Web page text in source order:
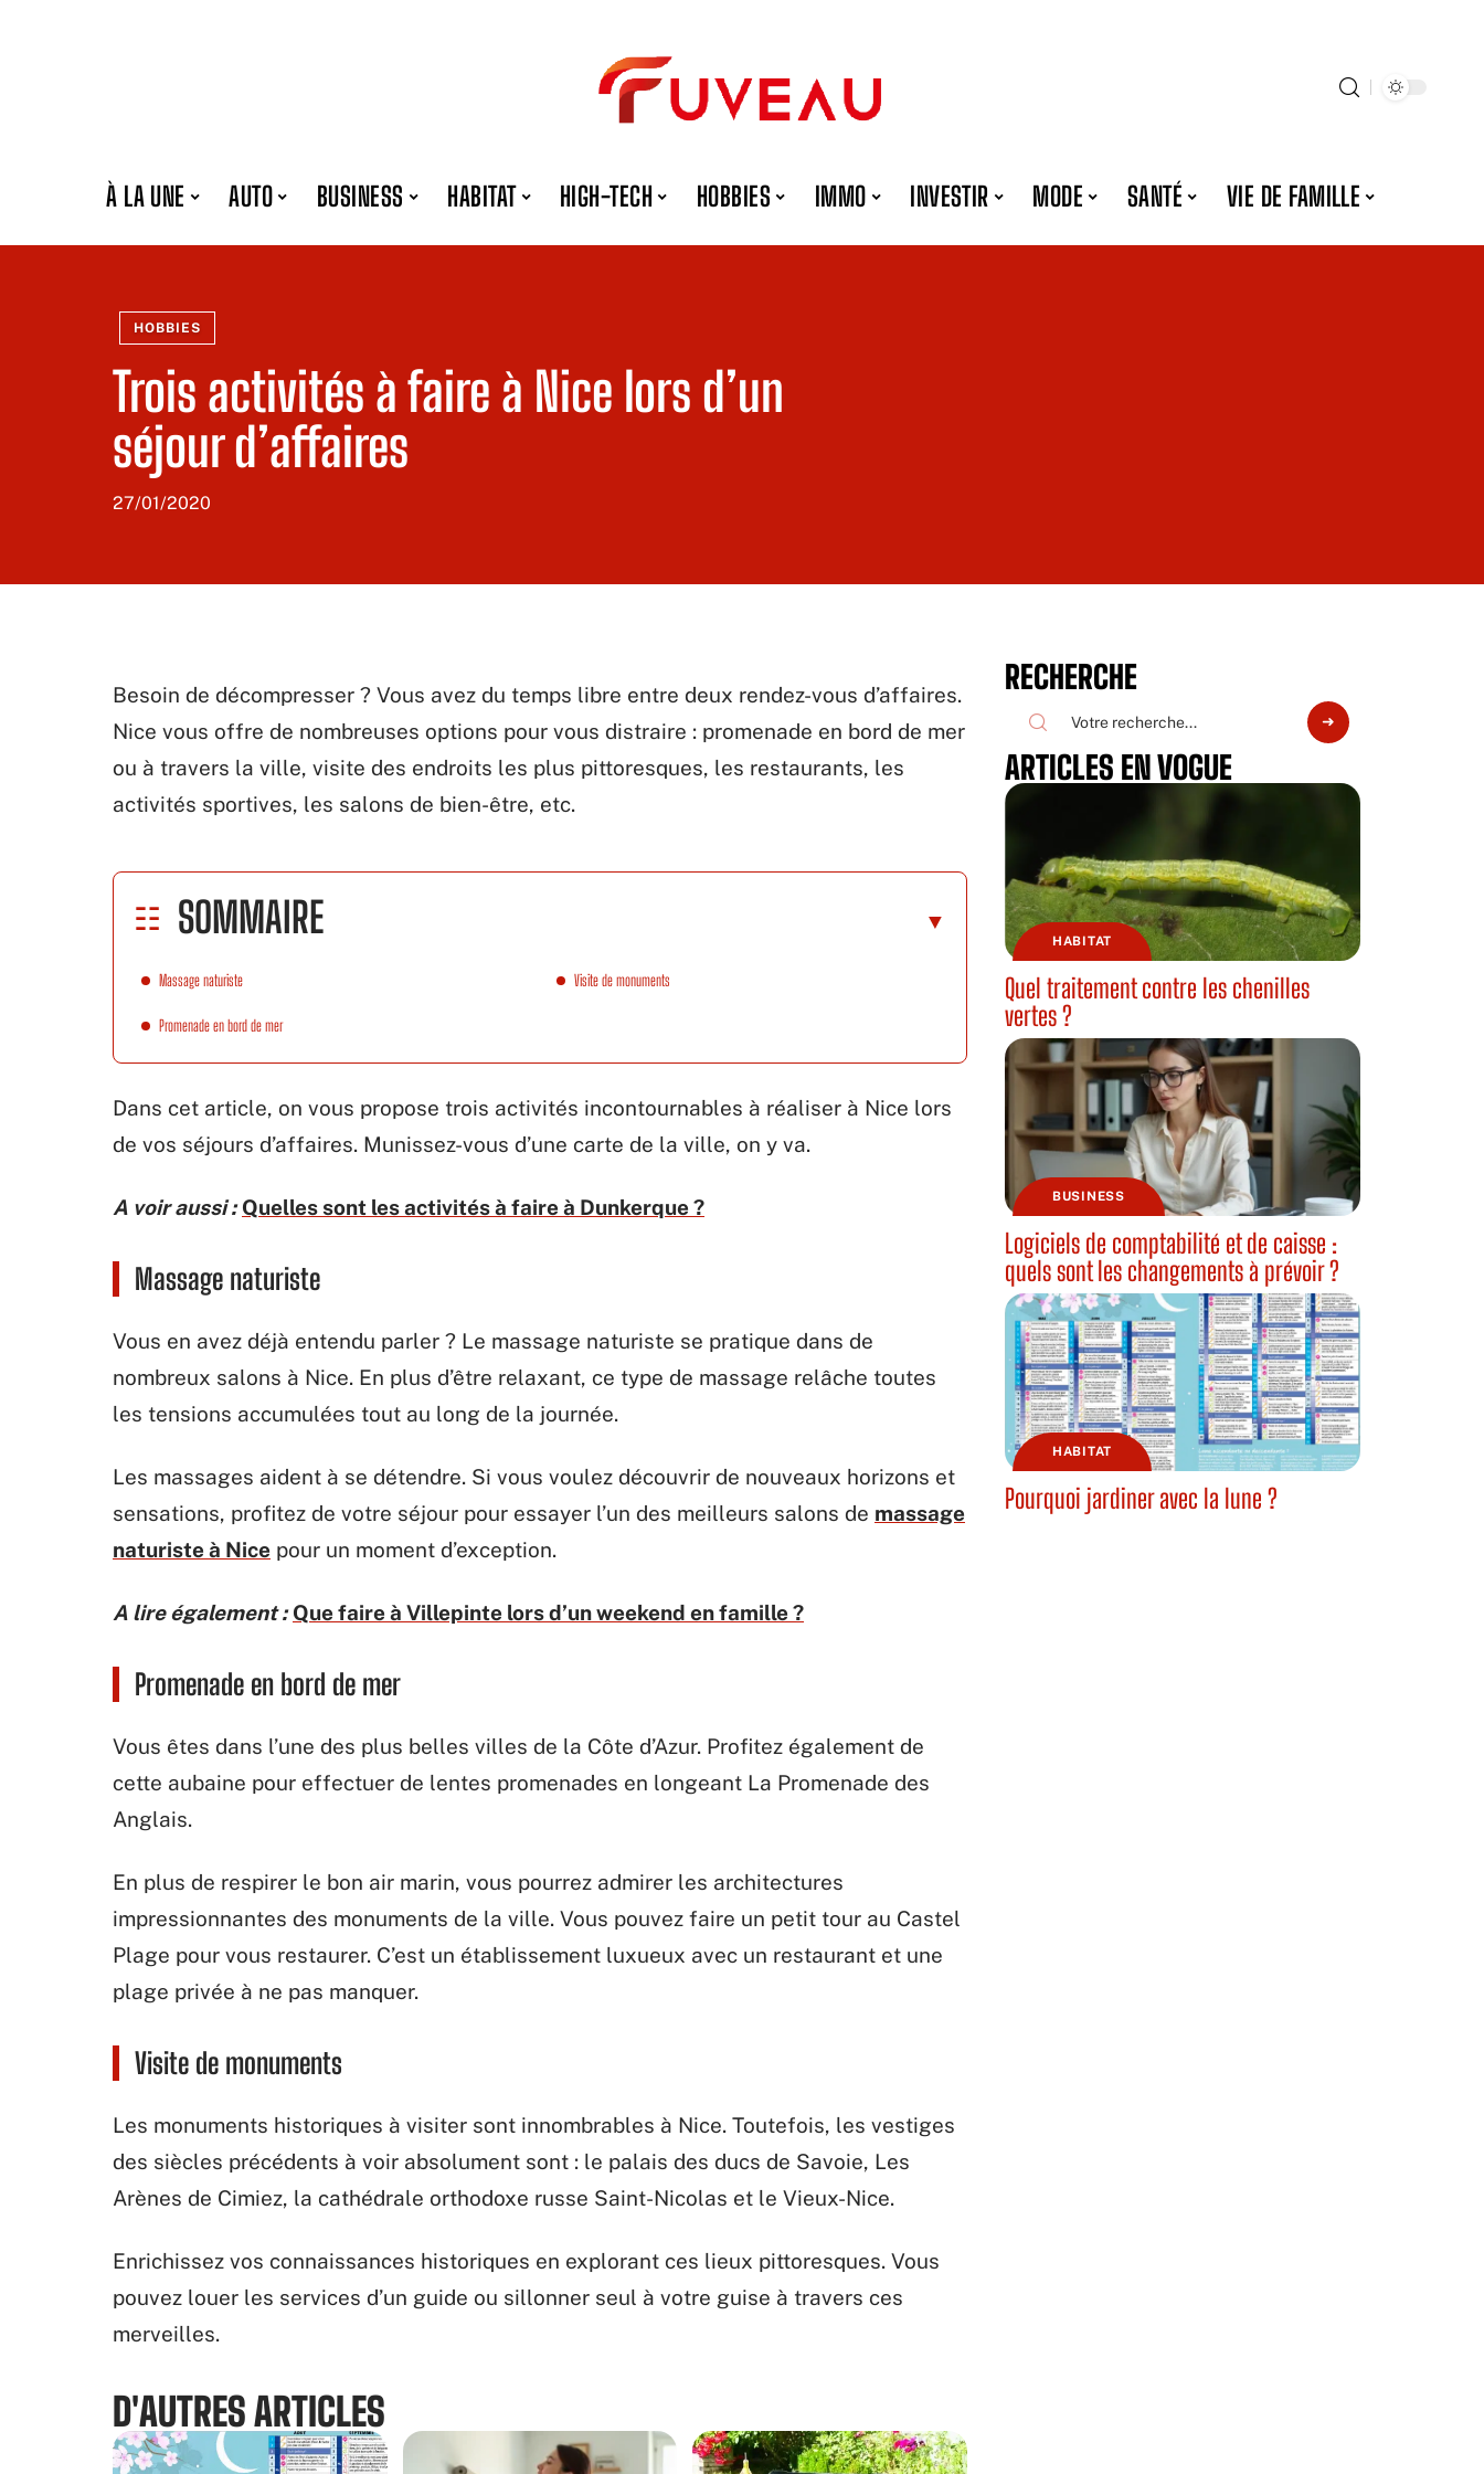
À LA UNE AUTO BUSINESS HABITAT HIGH-TECH HOBBIES IMMO INVESTIR MODE SANTÉ VIE DE FAMILLE
HOBBIES
Trois activités à faire à Nice lors d’un
séjour d’affaires
27/01/2020
Besoin de décompresser ? Vous avez du temps libre entre deux rendez-vous d’affaires.
Nice vous offre de nombreuses options pour vous distraire : promenade en bord de mer
ou à travers la ville, visite des endroits les plus pittoresques, les restaurants, les
activités sportives, les salons de bien-être, etc.
SOMMAIRE
Massage naturiste
Promenade en bord de mer
Visite de monuments
Dans cet article, on vous propose trois activités incontournables à réaliser à Nice lors
de vos séjours d’affaires. Munissez-vous d’une carte de la ville, on y va.
A voir aussi : Quelles sont les activités à faire à Dunkerque ?
Massage naturiste
Vous en avez déjà entendu parler ? Le massage naturiste se pratique dans de
nombreux salons à Nice. En plus d’être relaxant, ce type de massage relâche toutes
les tensions accumulées tout au long de la journée.
Les massages aident à se détendre. Si vous voulez découvrir de nouveaux horizons et
sensations, profitez de votre séjour pour essayer l’un des meilleurs salons de massage
naturiste à Nice pour un moment d’exception.
A lire également : Que faire à Villepinte lors d’un weekend en famille ?
Promenade en bord de mer
Vous êtes dans l’une des plus belles villes de la Côte d’Azur. Profitez également de
cette aubaine pour effectuer de lentes promenades en longeant La Promenade des
Anglais.
En plus de respirer le bon air marin, vous pourrez admirer les architectures
impressionnantes des monuments de la ville. Vous pouvez faire un petit tour au Castel
Plage pour vous restaurer. C’est un établissement luxueux avec un restaurant et une
plage privée à ne pas manquer.
Visite de monuments
Les monuments historiques à visiter sont innombrables à Nice. Toutefois, les vestiges
des siècles précédents à voir absolument sont : le palais des ducs de Savoie, Les
Arènes de Cimiez, la cathédrale orthodoxe russe Saint-Nicolas et le Vieux-Nice.
Enrichissez vos connaissances historiques en explorant ces lieux pittoresques. Vous
pouvez louer les services d’un guide ou sillonner seul à votre guise à travers ces
merveilles.
D'AUTRES ARTICLES
RECHERCHE
ARTICLES EN VOGUE
HABITAT
Quel traitement contre les chenilles
vertes ?
BUSINESS
Logiciels de comptabilité et de caisse :
quels sont les changements à prévoir ?
HABITAT
Pourquoi jardiner avec la lune ?